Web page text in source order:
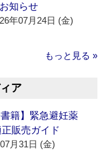
知らせ
年07月24日 (金)
もっと見る »
ア
書籍】緊急避妊薬
販売ガイド
月31日 (金)